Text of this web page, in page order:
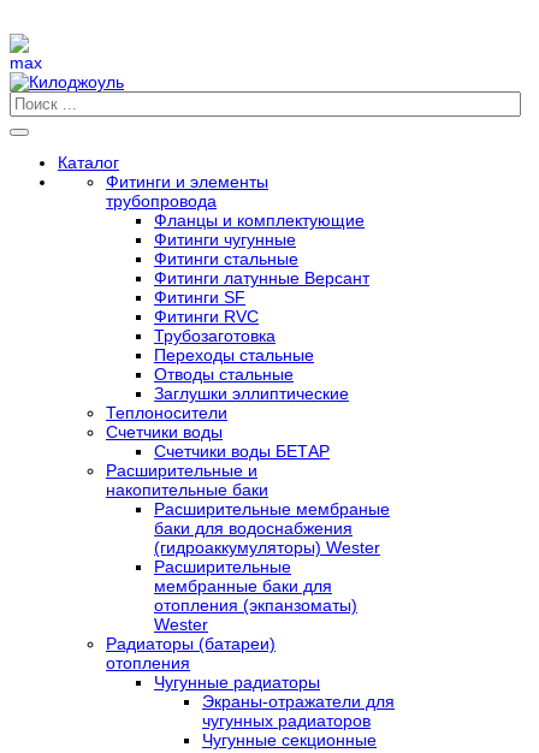
Каталог
Фитинги и элементы
трубопровода
Фланцы и комплектующие
Фитинги чугунные
Фитинги стальные
Фитинги латунные Версант
Фитинги SF
Фитинги RVC
Трубозаготовка
Переходы стальные
Отводы стальные
Заглушки эллиптические
Теплоносители
Счетчики воды
Счетчики воды БЕТАР
Расширительные и
накопительные баки
Расширительные мембраные
баки для водоснабжения
(гидроаккумуляторы) Wester
Расширительные
мембранные баки для
отопления (экпанзоматы)
Wester
Радиаторы (батареи)
отопления
Чугунные радиаторы
Экраны-отражатели для
чугунных радиаторов
Чугунные секционные